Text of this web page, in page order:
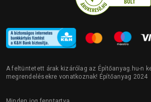
A feltüntetett árak kizárólag az Építőanyag.hu-n
megrendelésekre vonatkoznak! Építőanyag 2024